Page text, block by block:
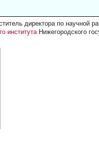
директора по научной
институтаНижегородского